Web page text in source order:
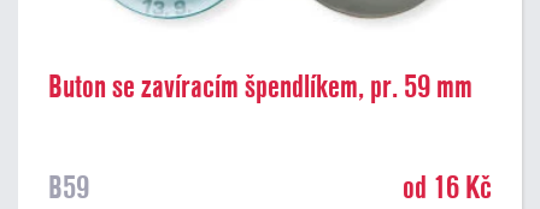
Buton se zavíracím špendlíkem, pr. 59 mm
B59 od 16 Kč